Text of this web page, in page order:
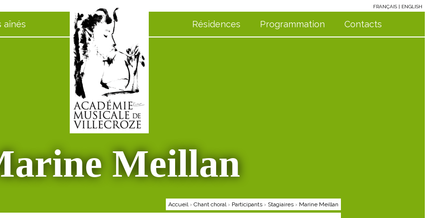
FRANÇAIS
ENGLISH
aînés Résidences Programmation Contacts
Meillan
Accueil › Chant choral › Participants › Stagiaires › Marine Meillan